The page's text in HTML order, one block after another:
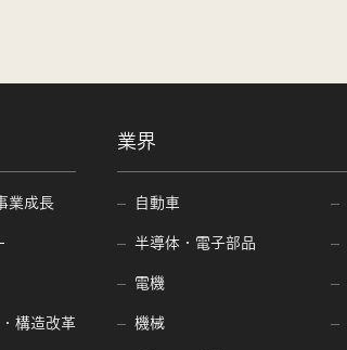
業成長
構造改革
業界
自動車
半導体・電子部品
電機
機械